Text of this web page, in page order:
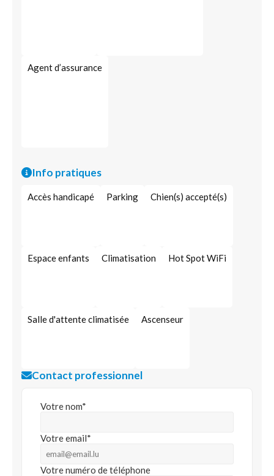
Agent d’assurance
Info pratiques
Accès handicapé Parking Chien(s) accepté(s)
Espace enfants Climatisation Hot Spot WiFi
Salle d'attente climatisée Ascenseur
Contact professionnel
Votre nom*
Votre email*
Votre numéro de téléphone